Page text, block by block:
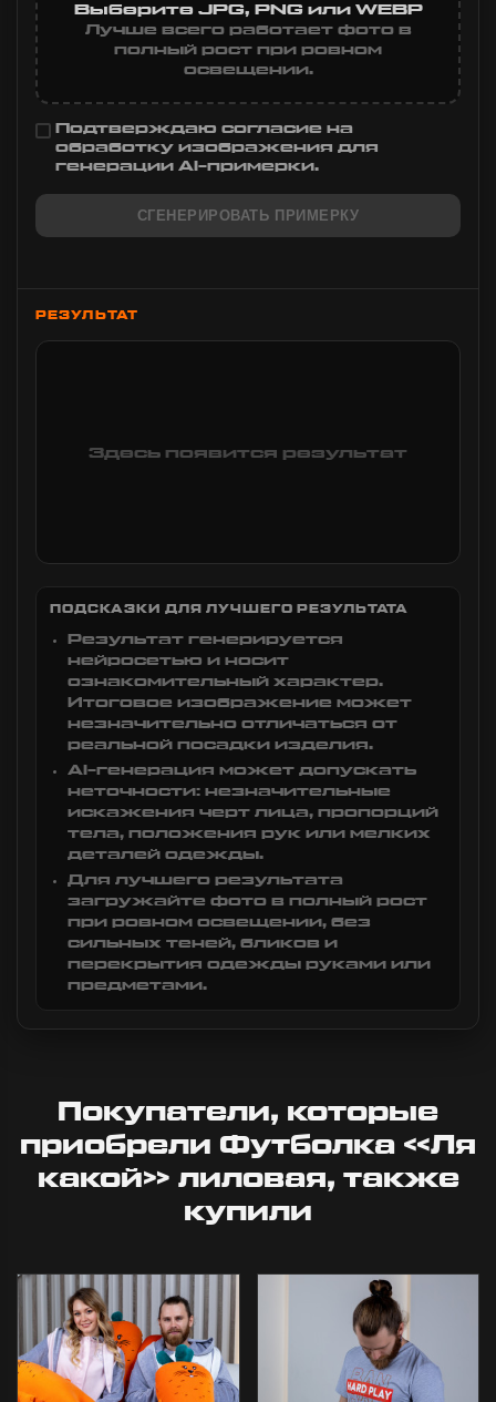
Выберите JPG, PNG или WEBP
Лучше всего работает фото в
полный рост при ровном
освещении.
Подтверждаю согласие на
обработку изображения для
генерации AI-примерки.
СГЕНЕРИРОВАТЬ ПРИМЕРКУ
РЕЗУЛЬТАТ
Здесь появится результат
ПОДСКАЗКИ ДЛЯ ЛУЧШЕГО РЕЗУЛЬТАТА
Результат генерируется
нейросетью и носит
ознакомительный характер.
Итоговое изображение может
незначительно отличаться от
реальной посадки изделия.
AI-генерация может допускать
неточности: незначительные
искажения черт лица, пропорций
тела, положения рук или мелких
деталей одежды.
Для лучшего результата
загружайте фото в полный рост
при ровном освещении, без
сильных теней, бликов и
перекрытия одежды руками или
предметами.
Покупатели, которые
приобрели Футболка «Ля
какой» лиловая, также
купили